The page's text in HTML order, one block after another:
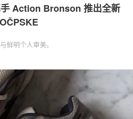
Action Bronson 推出全新
鲜明个人审美。